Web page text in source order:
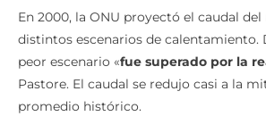
En 2000, la ONU proyectó el caudal del
distintos escenarios de calentamiento.
peor escenario «fue superado por la
Pastore. El caudal se redujo casi a la
promedio histórico.